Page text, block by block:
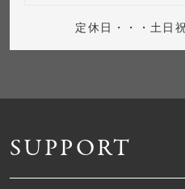
SUPPORT
定休日・・・土日